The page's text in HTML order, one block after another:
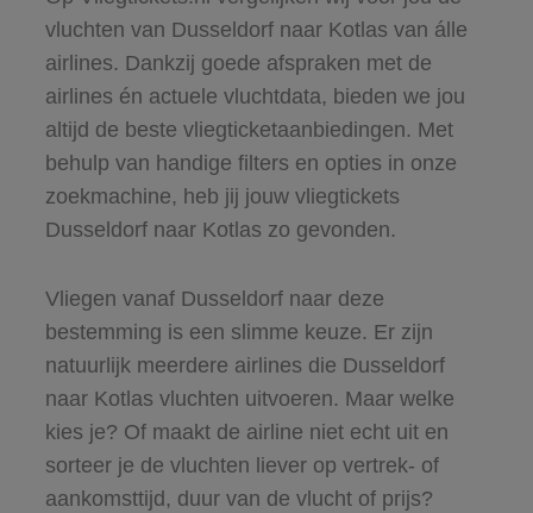
vluchten van Dusseldorf naar Kotlas van álle
airlines. Dankzij goede afspraken met de
airlines én actuele vluchtdata, bieden we jou
altijd de beste vliegticketaanbiedingen. Met
behulp van handige filters en opties in onze
zoekmachine, heb jij jouw vliegtickets
Dusseldorf naar Kotlas zo gevonden.
Vliegen vanaf Dusseldorf naar deze
bestemming is een slimme keuze. Er zijn
natuurlijk meerdere airlines die Dusseldorf
naar Kotlas vluchten uitvoeren. Maar welke
kies je? Of maakt de airline niet echt uit en
sorteer je de vluchten liever op vertrek- of
aankomsttijd, duur van de vlucht of prijs?